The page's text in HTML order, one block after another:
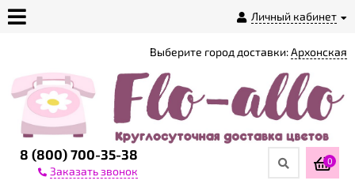
Личный кабинет
магазине
Доставка
8 (800) 700-35-38
Заказать звонок
Выберите город доставки:Архонская
0